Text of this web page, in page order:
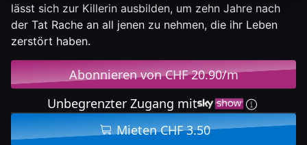
lässt sich zur Killerin ausbilden, um zehn Jahre nach
der Tat Rache an all jenen zu nehmen, die ihr Leben
zerstört haben.
Abonnieren von CHF 20.90/m
Unbegrenzter Zugang mit
Mieten CHF 3.50